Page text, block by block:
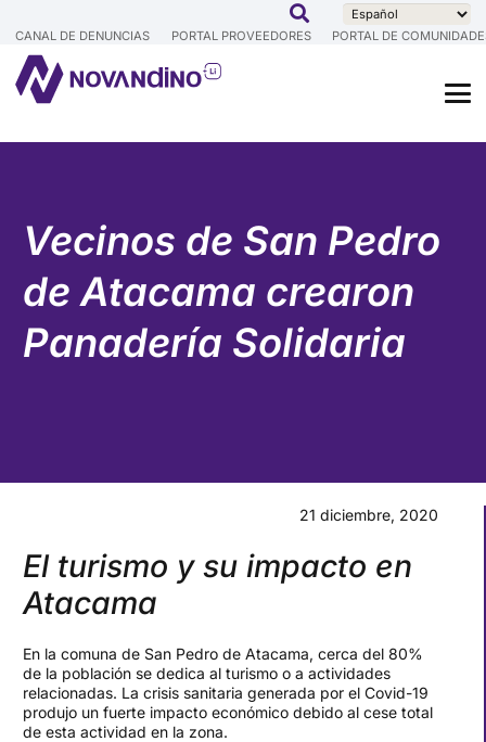
CANAL DE DENUNCIAS PORTAL PROVEEDORES PORTAL DE
Vecinos de San Pedro
de Atacama crearon
Panadería Solidaria
21 diciembre, 2020
El turismo y su impacto en
Atacama
En la comuna de San Pedro de Atacama, cerca del 80%
de la población se dedica al turismo o a actividades
relacionadas. La crisis sanitaria generada por el Covid-19
produjo un fuerte impacto económico debido al cese total
de esta actividad en la zona.